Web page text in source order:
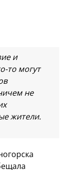
и
то могут
не
жители.